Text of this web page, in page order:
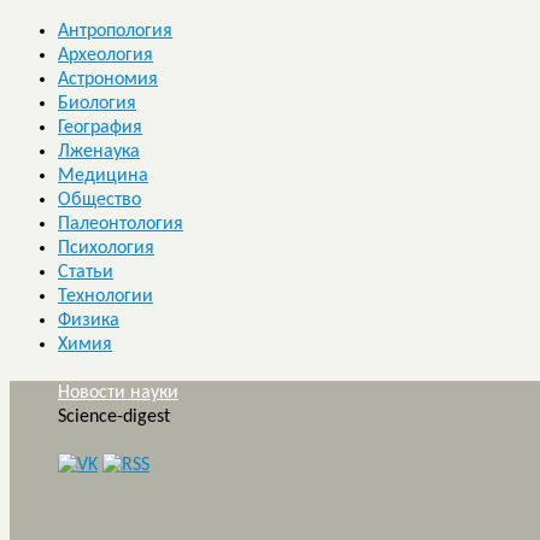
Антропология
Археология
Астрономия
Биология
География
Лженаука
Медицина
Общество
Палеонтология
Психология
Статьи
Технологии
Физика
Химия
Новости науки
Science-digest